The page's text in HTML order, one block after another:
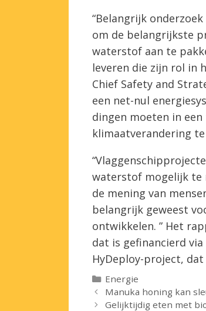
“Belangrijk
om de belangrijkste
waterstof aan te
leveren die zijn rol in
Chief Safety and
een net-nul
dingen moeten in
klimaatverandering
waterstof mogelijk te
de mening van
belangrijk geweest
ontwikkelen. ” Het
dat is gefinancierd
HyDeploy-project,
Categorieën
Energie
Manuka honing kan
Gelijktijdig eten met